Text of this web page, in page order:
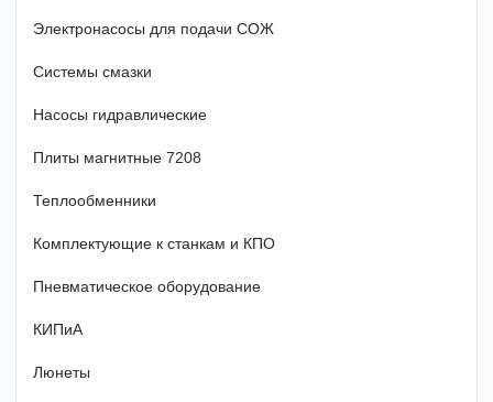
Электронасосы для подачи СОЖ
Системы смазки
Насосы гидравлические
Плиты магнитные 7208
Теплообменники
Комплектующие к станкам и КПО
Пневматическое оборудование
КИПиА
Люнеты